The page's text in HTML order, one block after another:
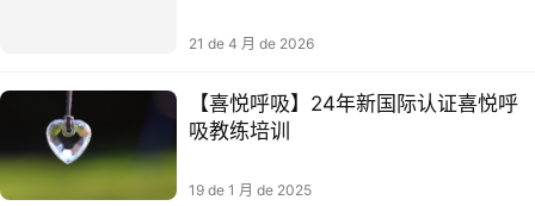
21 de 4 月 de 2026
【喜悦呼吸】24年新国际认证喜悦呼
吸教练培训
19 de 1 月 de 2025